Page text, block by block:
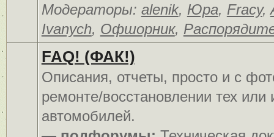
Модераторы: alenik, Юра, Fracy,
Ivanych, Офшорник,
FAQ! (ФАК!)
Описания, отчеты, просто и c
ремонте/восстановлении тех или
автомобилей.